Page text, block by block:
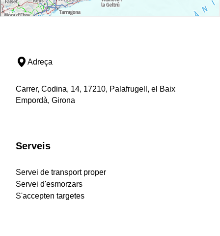
Adreça
Carrer, Codina, 14, 17210, Palafrugell, el Baix
Empordà, Girona
Serveis
Servei de transport proper
Servei d'esmorzars
S'accepten targetes